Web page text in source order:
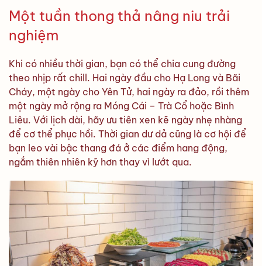
Một tuần thong thả nâng niu trải
nghiệm
Khi có nhiều thời gian, bạn có thể chia cung đường
theo nhịp rất chill. Hai ngày đầu cho Hạ Long và Bãi
Cháy, một ngày cho Yên Tử, hai ngày ra đảo, rồi thêm
một ngày mở rộng ra Móng Cái – Trà Cổ hoặc Bình
Liêu. Với lịch dài, hãy ưu tiên xen kẽ ngày nhẹ nhàng
để cơ thể phục hồi. Thời gian dư dả cũng là cơ hội để
bạn leo vài bậc thang đá ở các điểm hang động,
ngắm thiên nhiên kỹ hơn thay vì lướt qua.